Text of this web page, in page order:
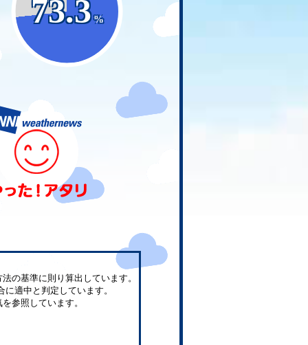
73.3
%
の基準に則り算出しています。
に適中と判定しています。
参照しています。